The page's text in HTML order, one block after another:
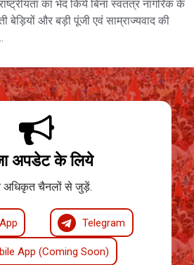
का भेद किये बिना स्वतंत्र नागरिक के
बेड़ियों और बड़ी पूंजी एवं साम्राज्यवाद की
अपडेट के लिये
अधिकृत चैनलों से जुड़ें.
Telegram
App (Coming Soon)